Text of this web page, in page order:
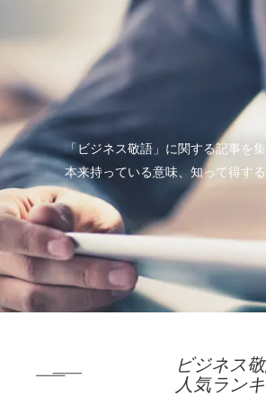
「ビジネス敬語」に関する記事を
本来持っている意味、知って得す
ビジネス
人気ラン